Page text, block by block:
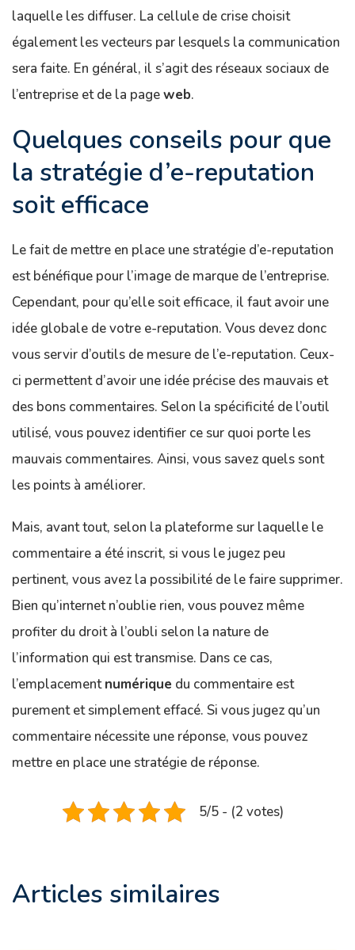
laquelle les diffuser. La cellule de crise choisit
également les vecteurs par lesquels la communication
sera faite. En général, il s’agit des réseaux sociaux de
l’entreprise et de la pageweb.
Quelques conseils pour que
la stratégie d’e-reputation
soit efficace
Le fait de mettre en place une stratégie d’e-reputation
est bénéfique pour l’image de marque de l’entreprise.
Cependant, pour qu’elle soit efficace, il faut avoir une
idée globale de votre e-reputation. Vous devez donc
vous servir d’outils de mesure de l’e-reputation. Ceux-
ci permettent d’avoir une idée précise des mauvais et
des bons commentaires. Selon la spécificité de l’outil
utilisé, vous pouvez identifier ce sur quoi porte les
mauvais commentaires. Ainsi, vous savez quels sont
les points à améliorer.
Mais, avant tout, selon la plateforme sur laquelle le
commentaire a été inscrit, si vous le jugez peu
pertinent, vous avez la possibilité de le faire supprimer.
Bien qu’internet n’oublie rien, vous pouvez même
profiter du droit à l’oubli selon la nature de
l’information qui est transmise. Dans ce cas,
l’emplacementnumérique du commentaire est
purement et simplement effacé. Si vous jugez qu’un
commentaire nécessite une réponse, vous pouvez
mettre en place une stratégie de réponse.
5/5 - (2 votes)
Articles similaires